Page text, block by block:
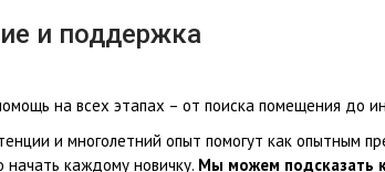
и поддержка
на всех этапах – от поиска помещения до
и многолетний опыт помогут как опытным
начать каждому новичку. Мы можем подсказать